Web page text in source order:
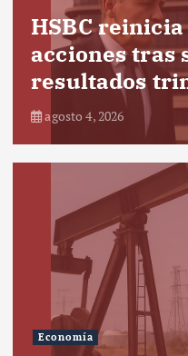
HSBC
acciones tras
resultados
agosto 4, 2026
Economía